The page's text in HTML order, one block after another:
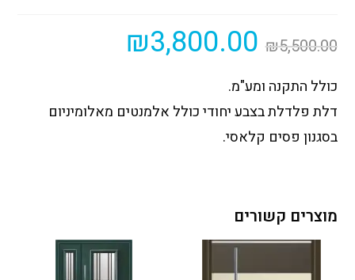
₪5,500.00
₪3,800.00
כולל התקנה ומע"מ.
דלת פלדלת בצבע יחודי כולל אלמנטים מאלומיניום
בסגנון פסים קלאסי.
מוצרים קשורים